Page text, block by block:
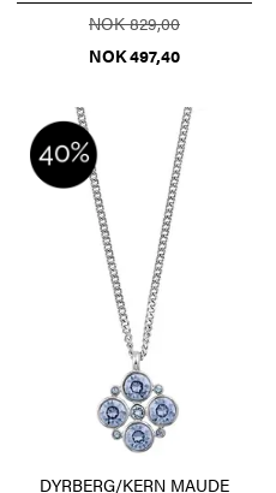
NOK 829,00
NOK 497,40
DYRBERG/KERN MAUDE